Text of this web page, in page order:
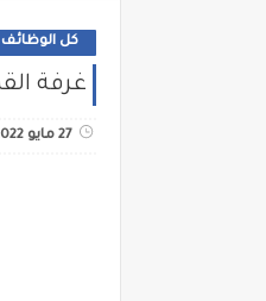
كل الوظائف
غرفة القصيم
27 مايو 2022